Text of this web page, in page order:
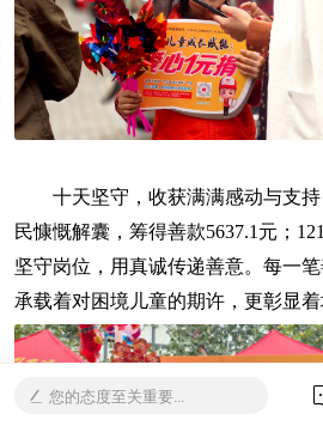
十天坚守，收获满满感动与支持
民慷慨解囊，筹得善款5637.1元；
坚守岗位，用真诚传递善意。每一
承载着对困境儿童的期许，更彰显着
您的态度至关重要...